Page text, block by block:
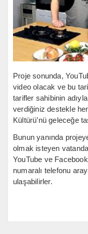
Proje sonunda,
video olacak ve bu
tarifler sahibinin
verdiğiniz destekle
Kültürü’nü geleceğe
Bunun yanında
olmak isteyen
YouTube ve
numaralı telefonu
ulaşabilirler.